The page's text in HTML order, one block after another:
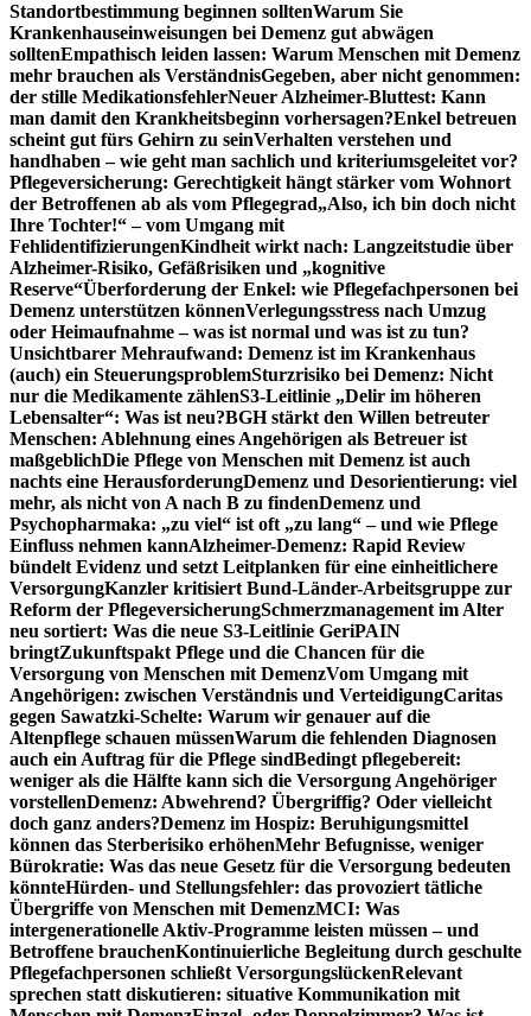
Standortbestimmung beginnen solltenWarum Sie
Krankenhauseinweisungen bei Demenz gut abwägen
solltenEmpathisch leiden lassen: Warum Menschen mit Demenz
mehr brauchen als VerständnisGegeben, aber nicht genommen:
der stille MedikationsfehlerNeuer Alzheimer-Bluttest: Kann
man damit den Krankheitsbeginn vorhersagen?Enkel betreuen
scheint gut fürs Gehirn zu seinVerhalten verstehen und
handhaben – wie geht man sachlich und kriteriumsgeleitet vor?
Pflegeversicherung: Gerechtigkeit hängt stärker vom Wohnort
der Betroffenen ab als vom Pflegegrad„Also, ich bin doch nicht
Ihre Tochter!“ – vom Umgang mit
FehlidentifizierungenKindheit wirkt nach: Langzeitstudie über
Alzheimer-Risiko, Gefäßrisiken und „kognitive
Reserve“Überforderung der Enkel: wie Pflegefachpersonen bei
Demenz unterstützen könnenVerlegungsstress nach Umzug
oder Heimaufnahme – was ist normal und was ist zu tun?
Unsichtbarer Mehraufwand: Demenz ist im Krankenhaus
(auch) ein SteuerungsproblemSturzrisiko bei Demenz: Nicht
nur die Medikamente zählenS3-Leitlinie „Delir im höheren
Lebensalter“: Was ist neu?BGH stärkt den Willen betreuter
Menschen: Ablehnung eines Angehörigen als Betreuer ist
maßgeblichDie Pflege von Menschen mit Demenz ist auch
nachts eine HerausforderungDemenz und Desorientierung: viel
mehr, als nicht von A nach B zu findenDemenz und
Psychopharmaka: „zu viel“ ist oft „zu lang“ – und wie Pflege
Einfluss nehmen kannAlzheimer-Demenz: Rapid Review
bündelt Evidenz und setzt Leitplanken für eine einheitlichere
VersorgungKanzler kritisiert Bund-Länder-Arbeitsgruppe zur
Reform der PflegeversicherungSchmerzmanagement im Alter
neu sortiert: Was die neue S3-Leitlinie GeriPAIN
bringtZukunftspakt Pflege und die Chancen für die
Versorgung von Menschen mit DemenzVom Umgang mit
Angehörigen: zwischen Verständnis und VerteidigungCaritas
gegen Sawatzki-Schelte: Warum wir genauer auf die
Altenpflege schauen müssenWarum die fehlenden Diagnosen
auch ein Auftrag für die Pflege sindBedingt pflegebereit:
weniger als die Hälfte kann sich die Versorgung Angehöriger
vorstellenDemenz: Abwehrend? Übergriffig? Oder vielleicht
doch ganz anders?Demenz im Hospiz: Beruhigungsmittel
können das Sterberisiko erhöhenMehr Befugnisse, weniger
Bürokratie: Was das neue Gesetz für die Versorgung bedeuten
könnteHürden- und Stellungsfehler: das provoziert tätliche
Übergriffe von Menschen mit DemenzMCI: Was
intergenerationelle Aktiv-Programme leisten müssen – und
Betroffene brauchenKontinuierliche Begleitung durch geschulte
Pflegefachpersonen schließt VersorgungslückenRelevant
sprechen statt diskutieren: situative Kommunikation mit